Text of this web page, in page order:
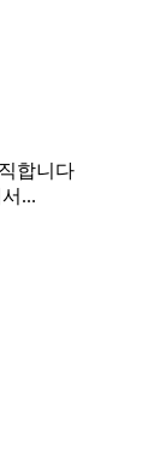
합니다
...